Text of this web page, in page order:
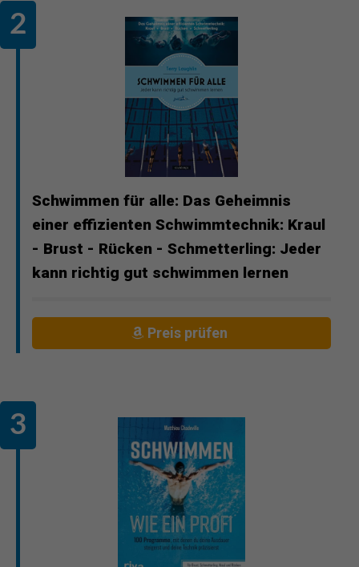
Schwimmen für alle: Das Geheimnis
einer effizienten Schwimmtechnik: Kraul
- Brust - Rücken - Schmetterling: Jeder
kann richtig gut schwimmen lernen
Preis prüfen